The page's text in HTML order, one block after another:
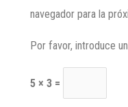
navegador para la
Por favor, introduce
5 × 3 =